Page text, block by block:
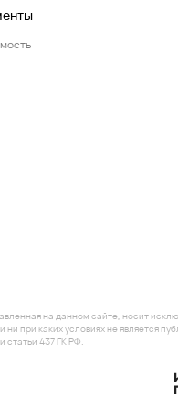
на данном сайте, носит
при каких условиях не является
437 ГК РФ.